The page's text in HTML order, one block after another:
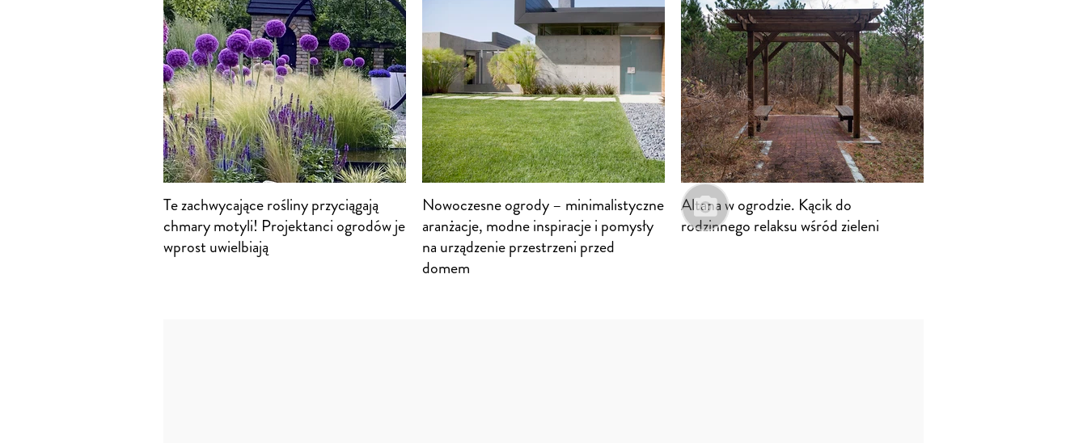
Te zachwycające rośliny przyciągają
chmary motyli! Projektanci ogrodów je
wprost uwielbiają
Nowoczesne ogrody – minimalistyczne
aranżacje, modne inspiracje i pomysły
na urządzenie przestrzeni przed
domem
Altana w ogrodzie. Kącik do
rodzinnego relaksu wśród zieleni